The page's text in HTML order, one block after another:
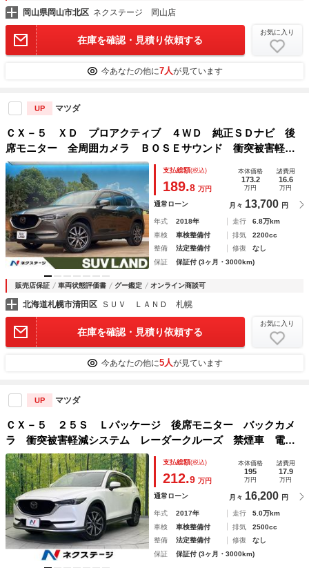
岡山県岡山市北区 ネクステージ 岡山店
在庫を確認・見積り依頼する
お気に入り
今あなたの他に7人が見ています
UP マツダ
ＣＸ－５ ＸＤ プロアクティブ ４ＷＤ 純正ＳＤナビ 後
席モニター 全周囲カメラ ＢＯＳＥサウンド 衝突被害軽減
システム レーダークルーズ ブラインドスポット シートヒ
ーター 禁煙車 パワーシート コーナーセンサー ルーフレ
ール
支払総額(税込)
189.8 万円
本体価格
173.2
万円
諸費用
16.6
万円
通常ローン 月々 13,700 円
年式 2018年 走行
6.8万km
車検
車検整備付 排気
2200cc
整備
法定整備付 修復
なし
保証
保証付 (3ヶ月・3000km)
販売店保証 車両状態評価書 グー鑑定 オンライン商談可
北海道札幌市清田区 ＳＵＶ ＬＡＮＤ 札幌
在庫を確認・見積り依頼する
お気に入り
今あなたの他に5人が見ています
UP マツダ
ＣＸ－５ ２５Ｓ Ｌパッケージ 後席モニター バックカメ
ラ 衝突被害軽減システム レーダークルーズ 禁煙車 電動
リアゲート レザーシート ドラレコ コーナーセンサー ス
マートキー ＬＥＤヘッド ビルトインＥＴＣ
支払総額(税込)
212.9 万円
本体価格
195
万円
諸費用
17.9
万円
通常ローン 月々 16,200 円
年式 2017年 走行
5.0万km
車検
車検整備付 排気
2500cc
整備
法定整備付 修復
なし
保証
保証付 (3ヶ月・3000km)